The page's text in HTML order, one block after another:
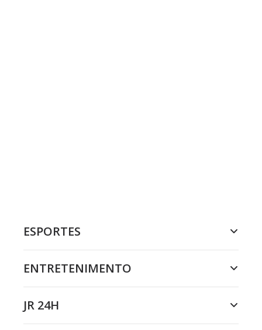
ESPORTES
ENTRETENIMENTO
JR 24H